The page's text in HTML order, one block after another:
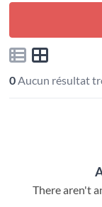
0Aucun résultat
There aren't